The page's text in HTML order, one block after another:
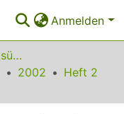
Anmelden
Fach- und Universitätsübergreifendes
2002
Heft 2